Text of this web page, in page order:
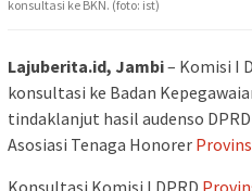
konsultasi ke BKN. (foto: ist)
Lajuberita.id, Jambi– Komisi I
konsultasi ke Badan
tindaklanjut hasil audenso DPRD
Asosiasi Tenaga Honorer